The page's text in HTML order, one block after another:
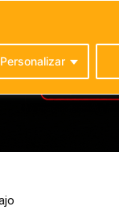
Personalizar